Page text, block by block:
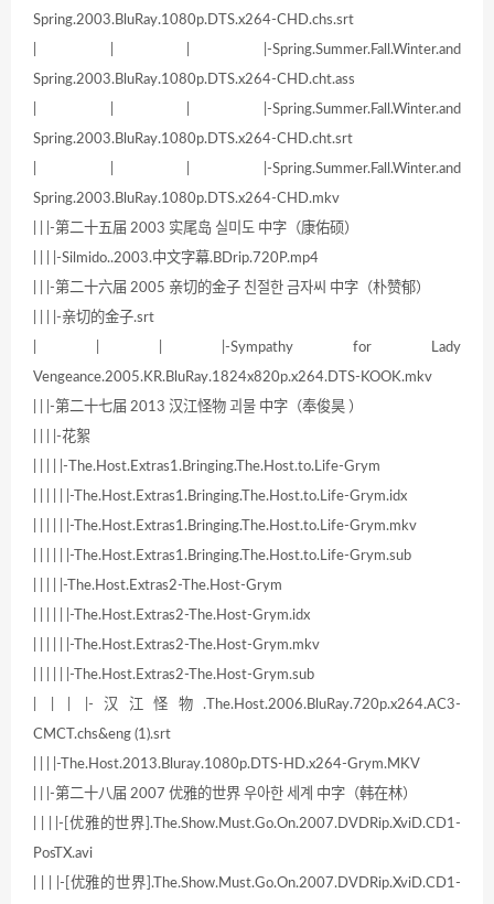
Spring.2003.BluRay.1080p.DTS.x264-CHD.chs.srt
| | | |-Spring.Summer.Fall.Winter.and
Spring.2003.BluRay.1080p.DTS.x264-CHD.cht.ass
| | | |-Spring.Summer.Fall.Winter.and
Spring.2003.BluRay.1080p.DTS.x264-CHD.cht.srt
| | | |-Spring.Summer.Fall.Winter.and
Spring.2003.BluRay.1080p.DTS.x264-CHD.mkv
| | |-第二十五届 2003 实尾岛 실미도 中字（康佑硕）
| | | |-Silmido..2003.中文字幕.BDrip.720P.mp4
| | |-第二十六届 2005 亲切的金子 친절한 금자씨 中字（朴赞郁）
| | | |-亲切的金子.srt
| | | |-Sympathy for Lady
Vengeance.2005.KR.BluRay.1824x820p.x264.DTS-KOOK.mkv
| | |-第二十七届 2013 汉江怪物 괴물 中字（奉俊昊 ）
| | | |-花絮
| | | | |-The.Host.Extras1.Bringing.The.Host.to.Life-Grym
| | | | | |-The.Host.Extras1.Bringing.The.Host.to.Life-Grym.idx
| | | | | |-The.Host.Extras1.Bringing.The.Host.to.Life-Grym.mkv
| | | | | |-The.Host.Extras1.Bringing.The.Host.to.Life-Grym.sub
| | | | |-The.Host.Extras2-The.Host-Grym
| | | | | |-The.Host.Extras2-The.Host-Grym.idx
| | | | | |-The.Host.Extras2-The.Host-Grym.mkv
| | | | | |-The.Host.Extras2-The.Host-Grym.sub
| | | |-汉江怪物.The.Host.2006.BluRay.720p.x264.AC3-
CMCT.chs&eng (1).srt
| | | |-The.Host.2013.Bluray.1080p.DTS-HD.x264-Grym.MKV
| | |-第二十八届 2007 优雅的世界 우아한 세계 中字（韩在林）
| | | |-[优雅的世界].The.Show.Must.Go.On.2007.DVDRip.XviD.CD1-
PosTX.avi
| | | |-[优雅的世界].The.Show.Must.Go.On.2007.DVDRip.XviD.CD1-